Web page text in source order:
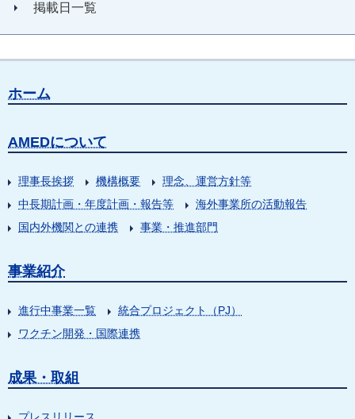
掲載日一覧
ホーム
AMEDについて
理事長挨拶 機構概要
理念、運営方針等
中長期計画・年度計画・報告等
海外事業所の活動報告
国内外機関との連携
事業・推進部門
事業紹介
進行中事業一覧
統合プロジェクト（PJ）
ワクチン開発・国際連携
成果・取組